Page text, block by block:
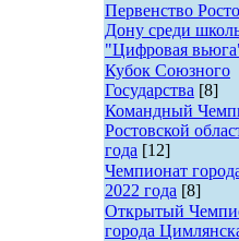
Первенство
Дону среди
"Цифровая
Кубок Союзного
Государства [8]
Командный
Ростовской
года [12]
Чемпионат
2022 года [8]
Открытый
города